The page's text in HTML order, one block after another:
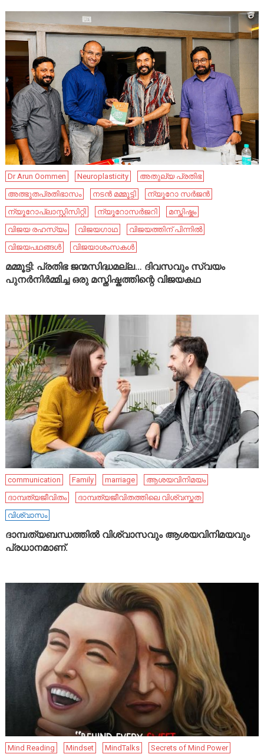
Dr Arun Oommen Neuroplasticity
അതുല്യ പ്രതിഭ
അത്ഭുതപ്രതിഭാസം
നടൻ മമ്മൂട്ടി
ന്യൂറോ സർജൻ
ന്യൂറോപ്ലാസ്റ്റിസിറ്റി
ന്യൂറോസർജറി
മസ്തിഷ്കം
വിജയ രഹസ്യം
വിജയഗാഥ
വിജയത്തിന് പിന്നിൽ
വിജയപഥങ്ങൾ
വിജയാശംസകൾ
മമ്മൂട്ടി: പ്രതിഭ ജന്മസിദ്ധമല്ല… ദിവസവും സ്വയം
പുനർനിർമ്മിച്ച ഒരു മസ്തിഷ്കത്തിന്റെ വിജയകഥ
communication Family marriage
ആശയവിനിമയം
ദാമ്പത്യജീവിതം
ദാമ്പത്യജീവിതത്തിലെ വിശ്വസ്തത
വിശ്വാസം
ദാമ്പത്യബന്ധത്തിൽ വിശ്വാസവും ആശയവിനിമയവും
പ്രധാനമാണ്.
Mind Reading Mindset MindTalks
Secrets of Mind Power